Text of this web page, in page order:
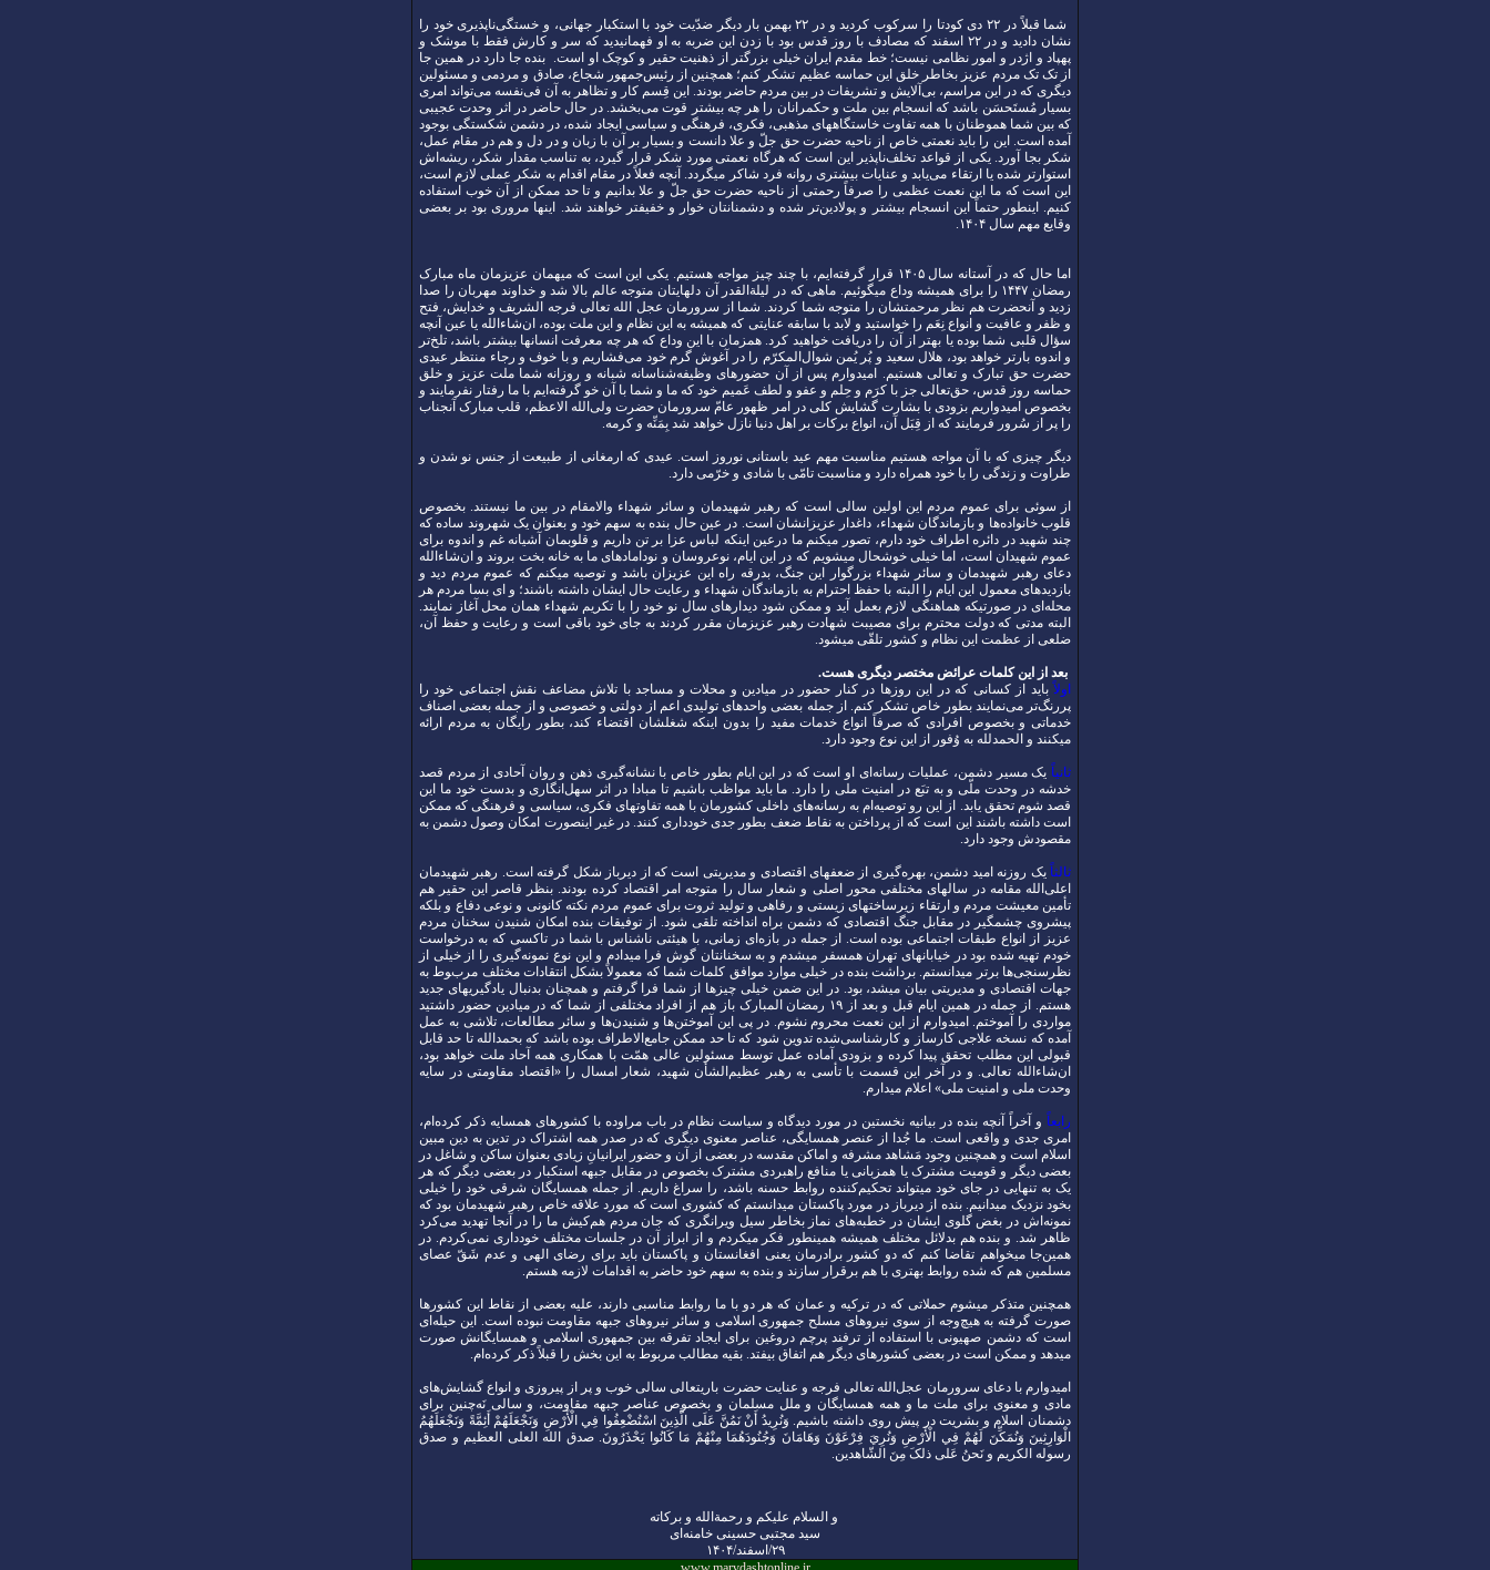
شما قبلاً در ۲۲ دی کودتا را سرکوب کردید و در ۲۲ بهمن بار دیگر ضدّیت خود با استکبار جهانی، و خستگی‌ناپذیری خود را
نشان دادید و در ۲۲ اسفند که مصادف با روز قدس بود با زدن این ضربه به او فهمانیدید که سر و کارش فقط با موشک و
پهپاد و اژدر و امور نظامی نیست؛ خط مقدم ایران خیلی بزرگتر از ذهنیت حقیر و کوچک او است. بنده جا دارد در همین جا
از تک تک مردم عزیز بخاطر خلق این حماسه عظیم تشکر کنم؛ همچنین از رئیس‌جمهور شجاع، صادق و مردمی و مسئولین
دیگری که در این مراسم، بی‌آلایش و تشریفات در بین مردم حاضر بودند. این قِسم کار و تظاهر به آن فی‌نفسه می‌تواند امری
بسیار مُستَحسَن باشد که انسجام بین ملت و حکمرانان را هر چه بیشتر قوت می‌بخشد. در حال حاضر در اثر وحدت عجیبی
که بین شما هموطنان با همه تفاوت خاستگاههای مذهبی، فکری، فرهنگی و سیاسی ایجاد شده، در دشمن شکستگی بوجود
آمده است. این را باید نعمتی خاص از ناحیه حضرت حق جلّ‌ و علا دانست و بسیار بر آن با زبان و در دل و هم در مقام عمل،
شکر بجا آورد. یکی از قواعد تخلف‌ناپذیر این است که هرگاه نعمتی مورد شکر قرار گیرد، به تناسب مقدار شکر، ریشه‌اش
استوارتر شده یا ارتقاء می‌یابد و عنایات بیشتری روانه فرد شاکر میگردد. آنچه فعلاً در مقام اقدام به شکر عملی لازم است،
این است که ما این نعمت عظمی را صرفاً رحمتی از ناحیه حضرت حق جلّ و علا بدانیم و تا حد ممکن از آن خوب استفاده
کنیم. اینطور حتماً این انسجام بیشتر و پولادین‌تر شده و دشمنانتان خوار و خفیفتر خواهند شد. اینها مروری بود بر بعضی
وقایع مهم سال ۱۴۰۴.
اما حال که در آستانه سال ۱۴۰۵ قرار گرفته‌ایم، با چند چیز مواجه هستیم. یکی این است که میهمان عزیزمان ماه مبارک
رمضان ۱۴۴۷ را برای همیشه وداع میگوئیم. ماهی که در لیلة‌القدر آن دلهایتان متوجه عالم بالا شد و خداوند مهربان را صدا
زدید و آنحضرت هم نظر مرحمتشان را متوجه شما کردند. شما از سرورمان عجل‌ الله تعالی ‌فرجه‌ الشریف و خدایش، فتح
و ظفر و عافیت و انواع نِعَم را خواستید و لابد با سابقه عنایتی که همیشه به این نظام و این ملت بوده، ان‌شاء‌الله یا عین آنچه
سؤال قلبی شما بوده یا بهتر از آن را دریافت خواهید کرد. همزمان با این وداع که هر چه معرفت انسانها بیشتر باشد، تلخ‌تر
و اندوه‌ بارتر خواهد بود، هلال سعید و پُر یُمن شوال‌المکرّم را در آغوش گرم خود می‌فشاریم و با خوف و رجاء منتظر عیدی
حضرت حق تبارک و تعالی هستیم. امیدوارم پس از آن حضورهای وظیفه‌شناسانه شبانه و روزانه شما ملت عزیز و خلق
حماسه روز قدس، حق‌تعالی جز با کرَم و حِلم و عفو و لطف عَمیم خود که ما و شما با آن خو گرفته‌ایم با ما رفتار نفرمایند و
بخصوص امیدواریم بزودی با بشارت گشایش کلی در امر ظهور عامّ سرورمان حضرت ولی‌الله الاعظم، قلب مبارک آنجناب
را پر از سُرور فرمایند که از قِبَل آن، انواع برکات بر اهل دنیا نازل خواهد شد بِمَنِّه و کرمه.
دیگر چیزی که با آن مواجه هستیم مناسبت مهم عید باستانی نوروز است. عیدی که ارمغانی از طبیعت از جنس نو شدن و
طراوت و زندگی را با خود همراه دارد و مناسبت تامّی با شادی و خرّمی دارد.
از سوئی برای عموم مردم این اولین سالی است که رهبر شهیدمان و سائر شهداء والامقام در بین ما نیستند. بخصوص
قلوب خانواده‌ها و بازماندگان شهداء، داغدار عزیزانشان است. در عین حال بنده به سهم خود و بعنوان یک شهروند ساده که
چند شهید در دائره‌ اطراف خود دارم، تصور میکنم ما درعین اینکه لباس عزا بر تن داریم و قلوبمان آشیانه غم و اندوه برای
عموم شهیدان است، اما خیلی خوشحال میشویم که در این ایام، نوعروسان و نودامادهای ما به خانه بخت بروند و ان‌شاء‌الله
دعای رهبر شهیدمان و سائر شهداء بزرگوار این جنگ، بدرقه راه این عزیزان باشد و توصیه میکنم که عموم مردم دید و
بازدیدهای معمول این ایام را البته با حفظ احترام به بازماندگان شهداء و رعایت حال ایشان داشته باشند؛ و ای بسا مردم هر
محله‌ای در صورتیکه هماهنگی لازم بعمل آید و ممکن شود دیدارهای سال نو خود را با تکریم شهداء همان محل آغاز نمایند.
البته مدتی که دولت محترم برای مصیبت شهادت رهبر عزیزمان مقرر کردند به جای خود باقی است و رعایت و حفظ آن،
ضلعی از عظمت این نظام و کشور تلقّی میشود.
بعد از این کلمات عرائض مختصر دیگری هست.
اولاًباید از کسانی که در این روزها در کنار حضور در میادین و محلات و مساجد با تلاش مضاعف نقش اجتماعی خود را
پررنگ‌تر می‌نمایند بطور خاص تشکر کنم. از جمله بعضی واحدهای تولیدی اعم از دولتی و خصوصی و از جمله بعضی اصناف
خدماتی و بخصوص افرادی که صرفاً انواع خدمات مفید را بدون اینکه شغلشان اقتضاء کند، بطور رایگان به مردم ارائه
میکنند و الحمدلله به وُفور از این نوع وجود دارد.
ثانیاً یک مسیر دشمن، عملیات رسانه‌ای او است که در این ایام بطور خاص با نشانه‌گیری ذهن و روان آحادی از مردم قصد
خدشه در وحدت ملّی و به تبَع در امنیت ملی را دارد. ما باید مواظب باشیم تا مبادا در اثر سهل‌انگاری و بدست خود ما این
قصد شوم تحقق یابد. از این رو توصیه‌ام به رسانه‌های داخلی کشورمان با همه تفاوتهای فکری، سیاسی و فرهنگی که ممکن
است داشته باشند این است که از پرداختن به نقاط ضعف بطور جدی خودداری کنند. در غیر اینصورت امکان وصول دشمن به
مقصودش وجود دارد.
ثالثاً یک روزنه امید دشمن، بهره‌گیری از ضعفهای اقتصادی و مدیریتی است که از دیرباز شکل گرفته است. رهبر شهیدمان
اعلی‌الله مقامه در سالهای مختلفی محور اصلی و شعار سال را متوجه امر اقتصاد کرده بودند. بنظر قاصر این حقیر هم
تأمین معیشت مردم و ارتقاء زیرساختهای زیستی و رفاهی و تولید ثروت برای عموم مردم نکته کانونی و نوعی دفاع و بلکه
پیشروی چشمگیر در مقابل جنگ اقتصادی که دشمن براه انداخته تلقی شود. از توفیقات بنده امکان شنیدن سخنان مردم
عزیز از انواع طبقات اجتماعی بوده است. از جمله در بازه‌ای زمانی، با هیئتی ناشناس با شما در تاکسی که به درخواست
خودم تهیه شده بود در خیابانهای تهران همسفر میشدم و به سخنانتان گوش فرا میدادم و این نوع نمونه‌گیری را از خیلی از
نظرسنجی‌ها برتر میدانستم. برداشت بنده در خیلی موارد موافق کلمات شما که معمولاً بشکل انتقادات مختلف مربوط به
جهات اقتصادی و مدیریتی بیان میشد، بود. در این ضمن خیلی چیزها از شما فرا گرفتم و همچنان بدنبال یادگیریهای جدید
هستم. از جمله در همین ایام قبل و بعد از ۱۹ رمضان المبارک باز هم از افراد مختلفی از شما که در میادین حضور داشتید
مواردی را آموختم. امیدوارم از این نعمت محروم نشوم. در پی این آموختن‌ها و شنیدن‌ها و سائر مطالعات، تلاشی به عمل
آمده که نسخه علاجی کارساز و کارشناسی‌شده تدوین شود که تا حد ممکن جامع‌الاطراف بوده باشد که بحمدالله تا حد قابل
قبولی این مطلب تحقق پیدا کرده و بزودی آماده عمل توسط مسئولین عالی همّت با همکاری همه آحاد ملت خواهد بود،
ان‌شاء‌الله تعالی. و در آخر این قسمت با تأسی به رهبر عظیم‌الشأن شهید، شعار امسال را «اقتصاد مقاومتی در سایه
وحدت ملی و امنیت ملی» اعلام میدارم.
رابعاً و آخراً آنچه بنده در بیانیه نخستین در مورد دیدگاه و سیاست نظام در باب مراوده با کشورهای همسایه ذکر کرده‌ام،
امری جدی و واقعی است. ما جُدا از عنصر همسایگی، عناصر معنوی دیگری که در صدر همه اشتراک در تدین به دین مبین
اسلام است و همچنین وجود مَشاهد مشرفه و اماکن مقدسه در بعضی از آن و حضور ایرانیانِ زیادی بعنوان ساکن و شاغل در
بعضی دیگر و قومیت مشترک یا همزبانی یا منافع راهبردی مشترک بخصوص در مقابل جبهه استکبار در بعضی دیگر که هر
یک به تنهایی در جای خود میتواند تحکیم‌کننده روابط حسنه باشد، را سراغ داریم. از جمله همسایگان شرقی خود را خیلی
بخود نزدیک میدانیم. بنده از دیرباز در مورد پاکستان میدانستم که کشوری است که مورد علاقه خاص رهبر شهیدمان بود که
نمونه‌اش در بغض گلوی ایشان در خطبه‌های نماز بخاطر سیل ویرانگری که جان مردم هم‌کیش ما را در آنجا تهدید می‌کرد
ظاهر شد. و بنده هم بدلائل مختلف همیشه همینطور فکر میکردم و از ابراز آن در جلسات مختلف خودداری نمی‌کردم. در
همین‌جا میخواهم تقاضا کنم که دو کشور برادرمان یعنی افغانستان و پاکستان باید برای رضای الهی و عدم شَقّ عصای
مسلمین هم که شده روابط بهتری با هم برقرار سازند و بنده به سهم خود حاضر به اقدامات لازمه هستم.
همچنین متذکر میشوم حملاتی که در ترکیه و عمان که هر دو با ما روابط مناسبی دارند، علیه بعضی از نقاط این کشورها
صورت گرفته به هیچ‌وجه از سوی نیروهای مسلح جمهوری اسلامی و سائر نیروهای جبهه مقاومت نبوده است. این حیله‌ای
است که دشمن صهیونی با استفاده از ترفند پرچم دروغین برای ایجاد تفرقه بین جمهوری اسلامی و همسایگانش صورت
میدهد و ممکن است در بعضی کشورهای دیگر هم اتفاق بیفتد. بقیه مطالب مربوط به این بخش را قبلاً ذکر کرده‌ام.
امیدوارم با دعای سرورمان عجل‌الله تعالی فرجه و عنایت حضرت باریتعالی سالی خوب و پر از پیروزی و انواع گشایش‌های
مادی و معنوی برای ملت ما و همه همسایگان و ملل مسلمان و بخصوص عناصر جبهه مقاومت، و سالی نَه‌چنین برای
دشمنان اسلام و بشریت در پیش روی داشته باشیم. وَنُرِيدُ أَنْ نَمُنَّ عَلَى الَّذِينَ اسْتُضْعِفُوا فِي الْأَرْضِ وَنَجْعَلَهُمْ أَئِمَّةً وَنَجْعَلَهُمُ
الْوَارِثِينَ وَنُمَكِّنَ لَهُمْ فِي الْأَرْضِ وَنُرِيَ فِرْعَوْنَ وَهَامَانَ وَجُنُودَهُمَا مِنْهُمْ مَا كَانُوا يَحْذَرُونَ. صدق‌ الله العلی العظیم و صدق
رسوله الکریم و نَحنُ عَلی ذلکَ مِنَ الشّاهدین.
و السلام علیکم و رحمةالله و برکاته
سید مجتبی حسینی خامنه‌ای
۲۹/اسفند/۱۴۰۴